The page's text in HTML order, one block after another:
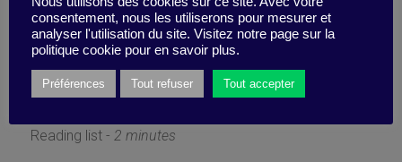
5 livres bien utiles sur la
transition sociétale
Reading list - 2 minutes
consentement, nous les utiliserons pour mesurer et
analyser l'utilisation du site. Visitez notre page sur la
politique cookie pour en savoir plus.
Préférences Tout refuser Tout accepter